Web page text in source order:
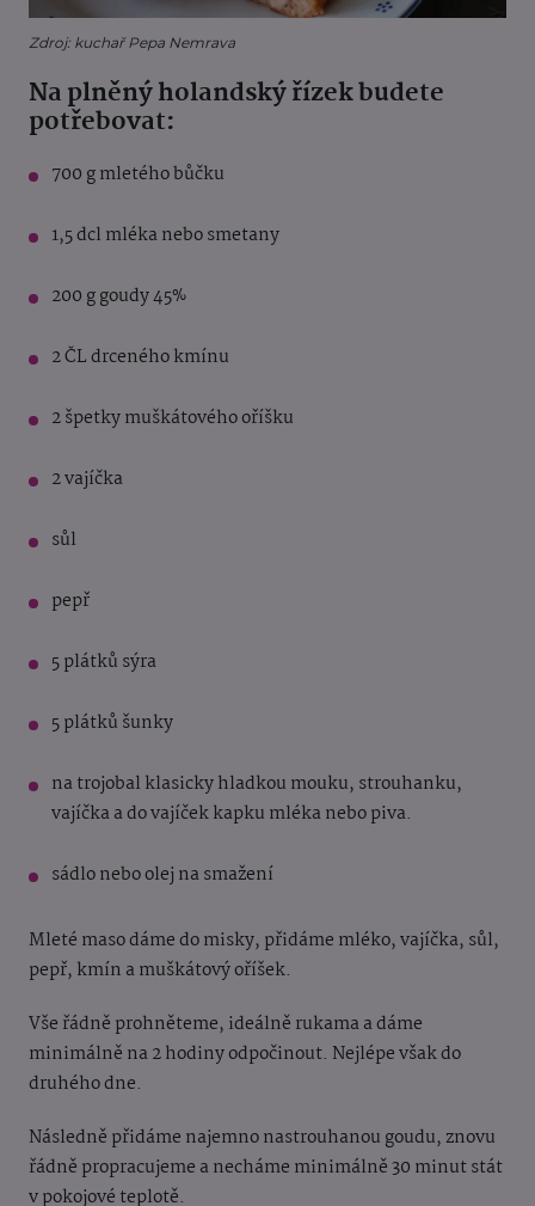
Zdroj: kuchař Pepa Nemrava
Na plněný holandský řízek budete
potřebovat:
700 g mletého bůčku
1,5 dcl mléka nebo smetany
200 g goudy 45%
2 ČL drceného kmínu
2 špetky muškátového oříšku
2 vajíčka
sůl
pepř
5 plátků sýra
5 plátků šunky
na trojobal klasicky hladkou mouku, strouhanku,
vajíčka a do vajíček kapku mléka nebo piva.
sádlo nebo olej na smažení
Mleté maso dáme do misky, přidáme mléko, vajíčka, sůl,
pepř, kmín a muškátový oříšek.
Vše řádně prohněteme, ideálně rukama a dáme
minimálně na 2 hodiny odpočinout. Nejlépe však do
druhého dne.
Následně přidáme najemno nastrouhanou goudu, znovu
řádně propracujeme a necháme minimálně 30 minut stát
v pokojové teplotě.